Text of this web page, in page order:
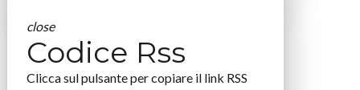
close
Codice Rss
Clicca sul pulsante per copiare il link RSS